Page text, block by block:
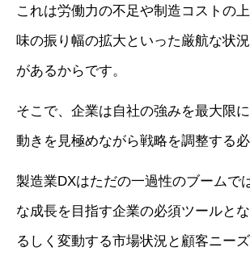
これは労働力の不足や制造コストの
味の振り幅の拡大といった厳航な状
があるからです。
そこで、企業は自社の強みを最大限
動きを見極めながら戦略を調整する必
製造業DXはただの一過性のブームで
な成長を目指す企業の必須ツールと
るしく変動する市場状況と顧客ニー